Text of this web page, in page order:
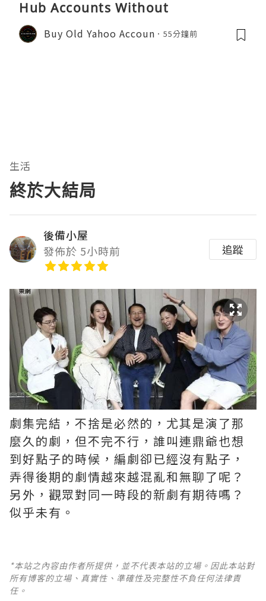
Hub Accounts Without
Buy Old Yahoo Accoun 55分鐘前
生活
終於大結局
後備小屋
發佈於 5小時前
追蹤
劇集完結，不捨是必然的，尤其是演了那
麼久的劇，但不完不行，誰叫連鼎爺也想
到好點子的時候，編劇卻已經沒有點子，
弄得後期的劇情越來越混亂和無聊了呢？ ​​​
另外，觀眾對同一時段的新劇有期待嗎？
似乎未有。
*本站之內容由作者所提供，並不代表本站的立場。因此本站對
所有博客的立場、真實性、準確性及完整性不負任何法律責
任。